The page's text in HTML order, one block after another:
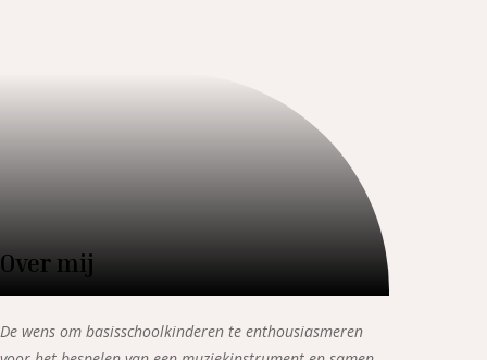
Over mij
De wens om basisschoolkinderen te enthousiasmeren